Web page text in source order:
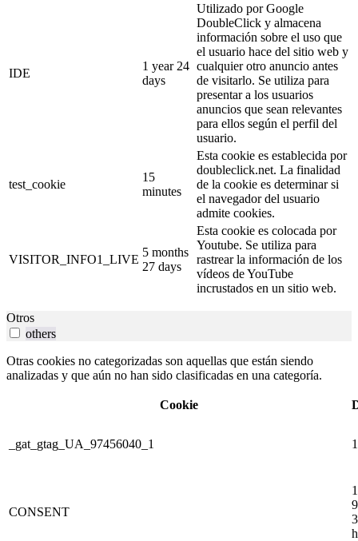
IDE
1 year 24
days
Utilizado por Google
DoubleClick y almacena
información sobre el uso que
el usuario hace del sitio web y
cualquier otro anuncio antes
de visitarlo. Se utiliza para
presentar a los usuarios
anuncios que sean relevantes
para ellos según el perfil del
usuario.
test_cookie
15
minutes
Esta cookie es establecida por
doubleclick.net. La finalidad
de la cookie es determinar si
el navegador del usuario
admite cookies.
VISITOR_INFO1_LIVE
5 months
27 days
Esta cookie es colocada por
Youtube. Se utiliza para
rastrear la información de los
vídeos de YouTube
incrustados en un sitio web.
Otros
others
Otras cookies no categorizadas son aquellas que están siendo
analizadas y que aún no han sido clasificadas en una categoría.
Cookie
_gat_gtag_UA_97456040_1
CONSENT